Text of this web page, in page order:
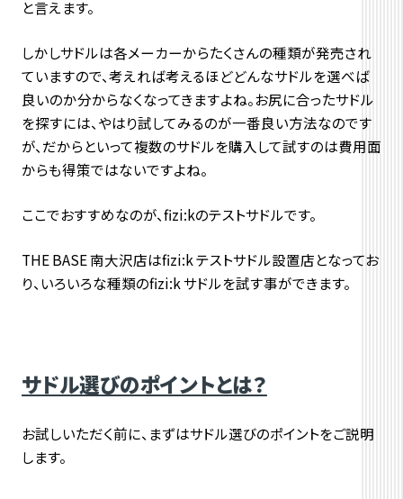
と言えます。
しかしサドルは各メーカーからたくさんの種類が発売され
ていますので、考えれば考えるほどどんなサドルを選べば
良いのか分からなくなってきますよね。お尻に合ったサドル
を探すには、やはり試してみるのが一番良い方法なのです
が、だからといって複数のサドルを購入して試すのは費用面
からも得策ではないですよね。
ここでおすすめなのが、fizi:kのテストサドルです。
THE BASE 南大沢店はfizi:k テストサドル設置店となってお
り、いろいろな種類のfizi:k サドルを試す事ができます。
サドル選びのポイントとは？
お試しいただく前に、まずはサドル選びのポイントをご説明
します。